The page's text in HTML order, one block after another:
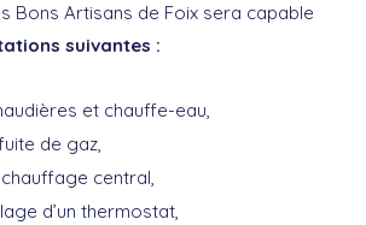
Bons Artisans de Foix sera capable
suivantes :
et chauffe-eau,
de gaz,
chauffage central,
d’un thermostat,